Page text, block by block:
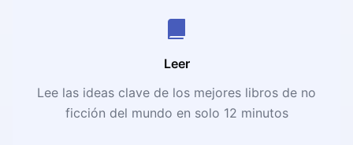
Leer
Lee las ideas clave de los mejores libros de no
ficción del mundo en solo 12 minutos